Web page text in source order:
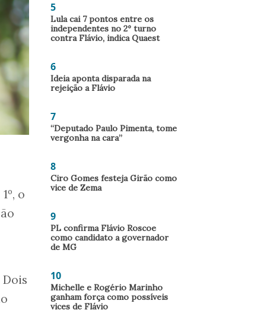
o
5
Lula cai 7 pontos entre os
independentes no 2º turno
contra Flávio, indica Quaest
6
Ideia aponta disparada na
rejeição a Flávio
7
“Deputado Paulo Pimenta, tome
vergonha na cara”
8
Ciro Gomes festeja Girão como
vice de Zema
9
PL confirma Flávio Roscoe
como candidato a governador
de MG
10
Michelle e Rogério Marinho
ganham força como possíveis
vices de Flávio